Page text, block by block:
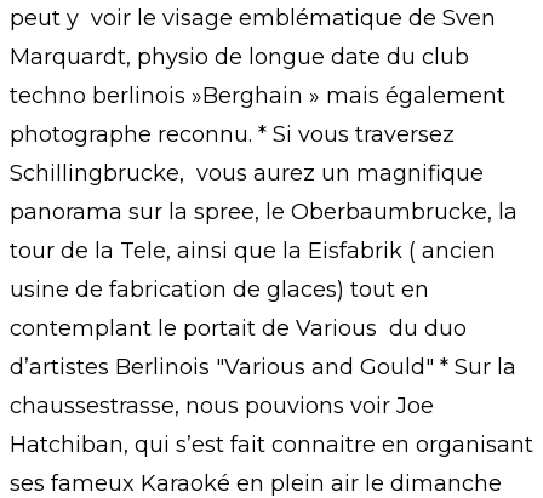
peut y voir le visage emblématique de Sven
Marquardt, physio de longue date du club
techno berlinois »Berghain » mais également
photographe reconnu. * Si vous traversez
Schillingbrucke, vous aurez un magnifique
panorama sur la spree, le Oberbaumbrucke, la
tour de la Tele, ainsi que la Eisfabrik ( ancien
usine de fabrication de glaces) tout en
contemplant le portait de Various du duo
d’artistes Berlinois "Various and Gould" * Sur la
chaussestrasse, nous pouvions voir Joe
Hatchiban, qui s’est fait connaitre en organisant
ses fameux Karaoké en plein air le dimanche